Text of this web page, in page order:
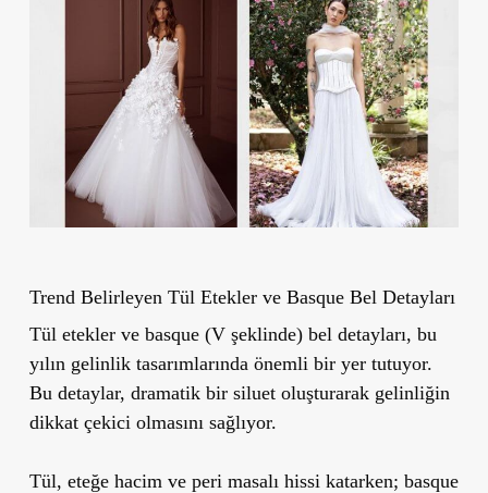
Trend Belirleyen Tül Etekler ve Basque Bel Detayları
Tül etekler ve basque (V şeklinde) bel detayları, bu
yılın gelinlik tasarımlarında önemli bir yer tutuyor.
Bu detaylar, dramatik bir siluet oluşturarak gelinliğin
dikkat çekici olmasını sağlıyor.
Tül, eteğe hacim ve peri masalı hissi katarken; basque